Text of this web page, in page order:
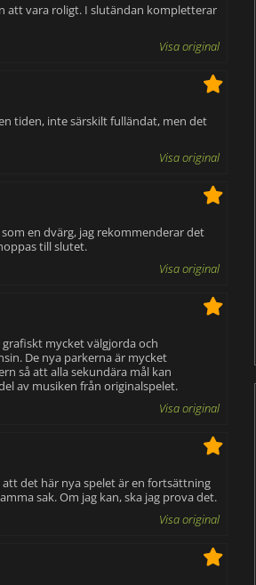
att vara roligt. I slutändan kompletterar
Visa original
tiden, inte särskilt fulländat, men det
Visa original
en dvärg, jag rekommenderar det
till slutet.
Visa original
mycket välgjorda och
De nya parkerna är mycket
så att alla sekundära mål kan
av musiken från originalspelet.
Visa original
att det här nya spelet är en fortsättning
sak. Om jag kan, ska jag prova det.
Visa original